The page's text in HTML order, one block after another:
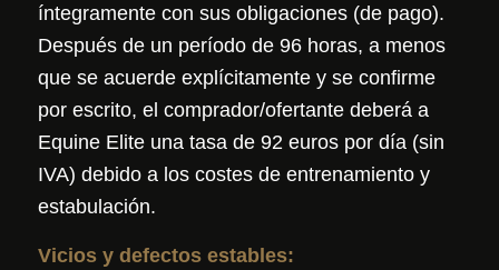
íntegramente con sus obligaciones (de pago).
Después de un período de 96 horas, a menos
que se acuerde explícitamente y se confirme
por escrito, el comprador/ofertante deberá a
Equine Elite una tasa de 92 euros por día (sin
IVA) debido a los costes de entrenamiento y
estabulación.
Vicios y defectos estables: